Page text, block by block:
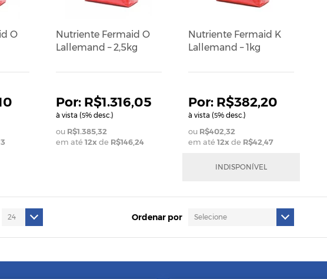
O
Nutriente Fermaid O
Lallemand – 2,5kg
R$1.316,05
à vista (5% desc.)
R$1.385,32
em até 12x de R$146,24
Nutriente Fermaid K
Lallemand – 1kg
R$382,20
à vista (5% desc.)
R$402,32
em até 12x de R$42,47
INDISPONÍVEL
Ordenar por